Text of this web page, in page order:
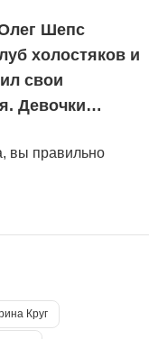
Шепс
холостяков и
свои
Девочки…
вы правильно
Круг